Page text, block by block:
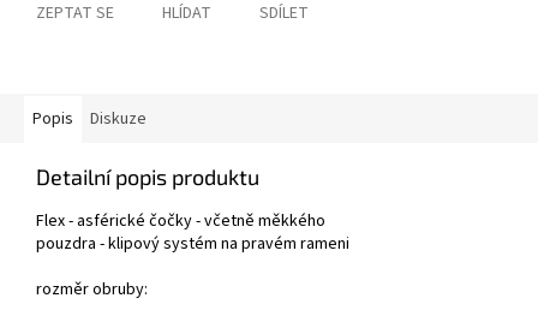
ZEPTAT SE HLÍDAT SDÍLET
Popis Diskuze
Detailní popis produktu
Flex - asférické čočky - včetně měkkého
pouzdra - klipový systém na pravém rameni
rozměr obruby: